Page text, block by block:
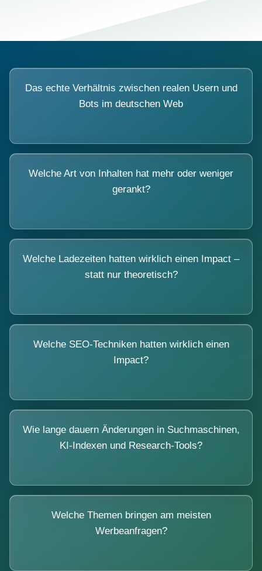
Das echte Verhältnis zwischen realen Usern und
Bots im deutschen Web
Welche Art von Inhalten hat mehr oder weniger
gerankt?
Welche Ladezeiten hatten wirklich einen Impact –
statt nur theoretisch?
Welche SEO-Techniken hatten wirklich einen
Impact?
Wie lange dauern Änderungen in Suchmaschinen,
KI-Indexen und Research-Tools?
Welche Themen bringen am meisten
Werbeanfragen?